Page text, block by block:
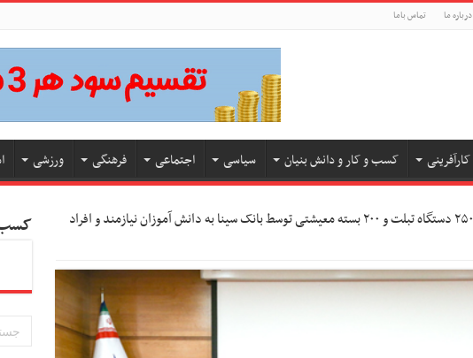
درباره ما تماس باما
کارآفرینی کسب و کار و دانش بنیان سیاسی اجتماعی فرهنگی ورزشی
اهدای ۲۵۰ دستگاه تبلت و ۲۰۰ بسته معیشتی توسط بانک سینا به دانش آموزان نیازمند و افراد
کسب